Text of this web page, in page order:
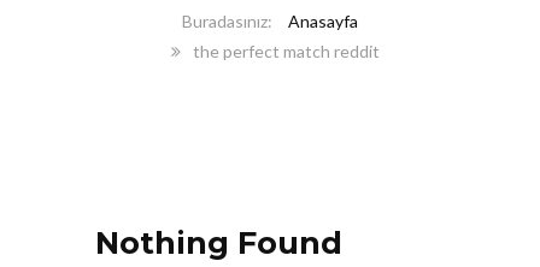
Anasayfa
the perfect match reddit
Nothing Found